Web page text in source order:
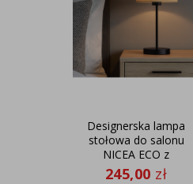
Designerska lampa
stołowa do salonu
NICEA ECO z
abażurem
245,00 zł